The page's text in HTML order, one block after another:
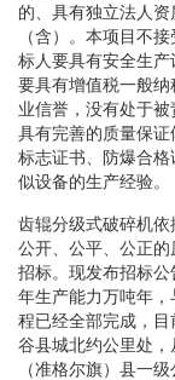
的、具有独立法人
（含）。本项目不
标人要具有安全生
要具有增值税一般
业信誉，没有处于
具有完善的质量保
标志证书、防爆合
似设备的生产经验。
齿辊分级式破碎机
公开、公平、公正
招标。现发布招标
年生产能力万吨年
程已经全部完成，
谷县城北约公里处
（准格尔旗）县一